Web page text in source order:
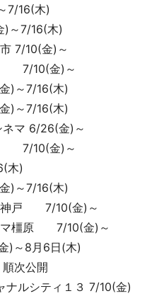
7/16(木)
)～7/16(木)
7/10(金)～
10(金)～
)～7/16(木)
)～7/16(木)
ネマ 6/26(金)～
7/10(金)～
木)
)～7/16(木)
戸 7/10(金)～
橿原 7/10(金)～
)～8月6日(木)
次公開
ナルシティ１３ 7/10(金)